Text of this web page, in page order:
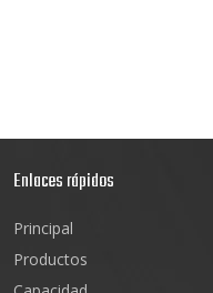
Enlaces rápidos
Principal
Productos